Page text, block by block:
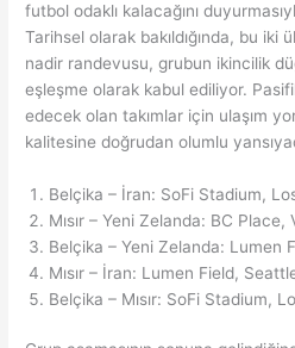
futbol odaklı kalacağını
Tarihsel olarak bakıldığında, bu iki
nadir randevusu, grubun ikincilik
eşleşme olarak kabul ediliyor.
edecek olan takımlar için ulaşım
kalitesine doğrudan olumlu
Belçika – İran: SoFi Stadium,
Mısır – Yeni Zelanda: BC Place,
Belçika – Yeni Zelanda: Lumen
Mısır – İran: Lumen Field,
Belçika – Mısır: SoFi Stadium,